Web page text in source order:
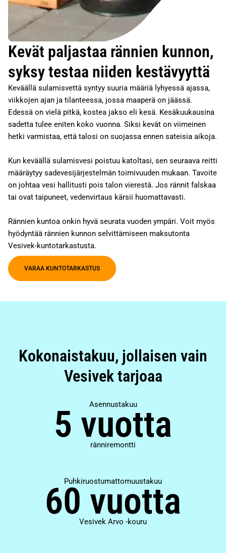
Kevät paljastaa rännien kunnon,
syksy testaa niiden kestävyyttä
Keväällä sulamisvettä syntyy suuria määriä lyhyessä ajassa,
viikkojen ajan ja tilanteessa, jossa maaperä on jäässä.
Edessä on vielä pitkä, kostea jakso eli kesä. Kesäkuukausina
sadetta tulee eniten koko vuonna. Siksi kevät on viimeinen
hetki varmistaa, että talosi on suojassa ennen sateisia aikoja.
Kun keväällä sulamisvesi poistuu katoltasi, sen seuraava reitti
määräytyy sadevesijärjestelmän toimivuuden mukaan. Tavoite
on johtaa vesi hallitusti pois talon vierestä. Jos rännit falskaa
tai ovat taipuneet, vedenvirtaus kärsii huomattavasti.
Rännien kuntoa onkin hyvä seurata vuoden ympäri. Voit myös
hyödyntää rännien kunnon selvittämiseen maksutonta
Vesivek-kuntotarkastusta.
VARAA KUNTOTARKASTUS
Kokonaistakuu, jollaisen vain
Vesivek tarjoaa
Asennustakuu
5 vuotta
ränniremontti
Puhkiruostumattomuustakuu
60 vuotta
Vesivek Arvo -kouru